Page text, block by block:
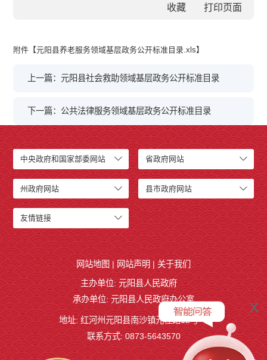
收藏
附件【元阳县养老服务领域基层政务公开标准目录.xls】
上一篇：元阳县社会救助领域基层政务公开标准目录
下一篇：公共法律服务领域基层政务公开标准目录
中央政府和国家部委网站 省政府网站
州政府网站 县市政府网站
友情链接
x
网站地图 | 网站声明 | 关于我们
主办单位: 元阳县人民政府
承办单位: 元阳县人民政府办公室
地址: 红河州元阳县南沙镇元桂路12号
联系方式: 0873-5643570